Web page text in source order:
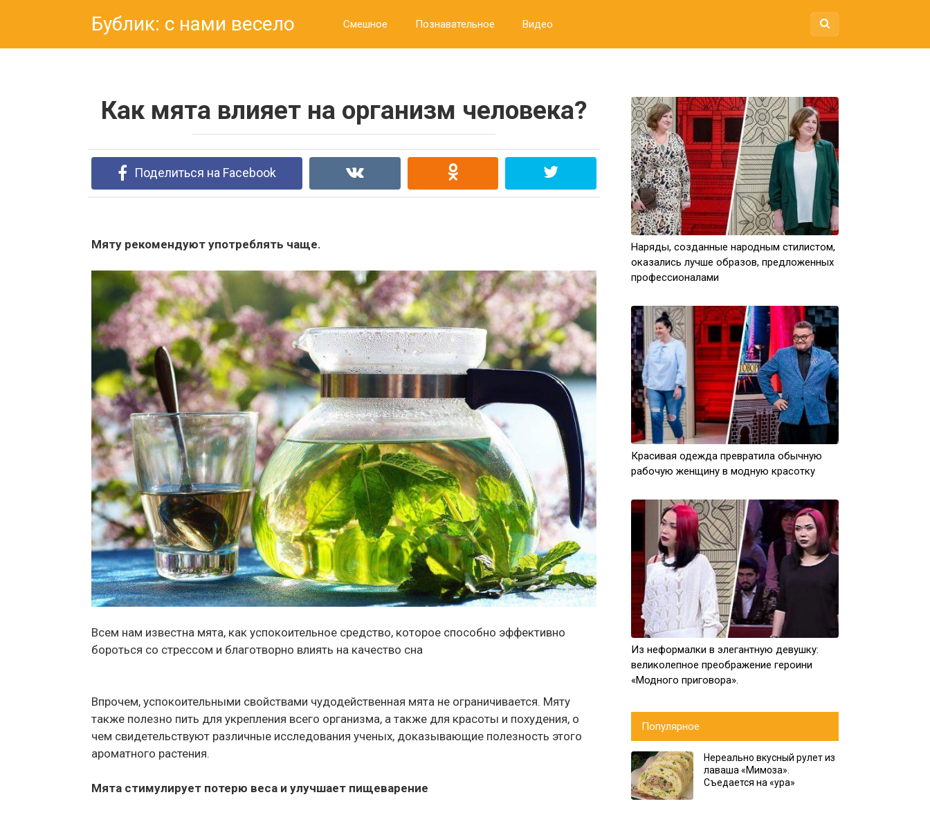
Бублик: с нами весело Смешное Познавательное Видео
Как мята влияет на организм человека?
Поделиться на Facebook
Мяту рекомендуют употреблять чаще.
Всем нам известна мята, как успокоительное средство, которое способно эффективно
бороться со стрессом и благотворно влиять на качество сна
Впрочем, успокоительными свойствами чудодейственная мята не ограничивается. Мяту
также полезно пить для укрепления всего организма, а также для красоты и похудения, о
чем свидетельствуют различные исследования ученых, доказывающие полезность этого
ароматного растения.
Мята стимулирует потерю веса и улучшает пищеварение
Наряды, созданные народным стилистом,
оказались лучше образов, предложенных
профессионалами
Красивая одежда превратила обычную
рабочую женщину в модную красотку
Из неформалки в элегантную девушку:
великолепное преображение героини
«Модного приговора».
Популярное
Нереально вкусный рулет из
лаваша «Мимоза».
Съедается на «ура»